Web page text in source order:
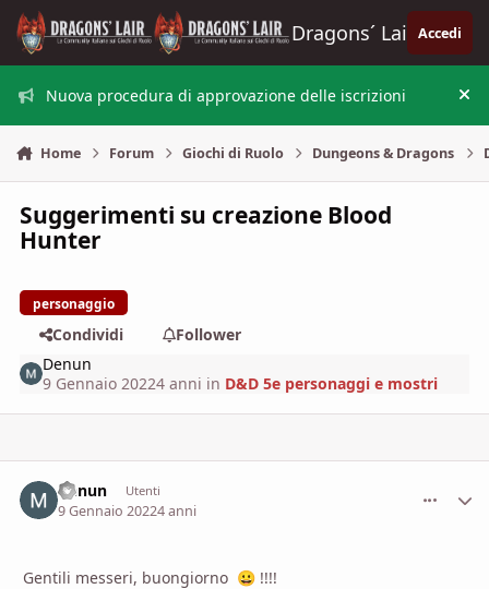
Vai al contenuto
Dragons´ Lair Accedi
Nuova procedura di approvazione delle iscrizioni
Home Forum Giochi di Ruolo Dungeons & Dragons
Suggerimenti su creazione Blood
Hunter
personaggio
Condividi
Follower
Denun
9 Gennaio 20224 anni in D&D 5e personaggi e mostri
Denun Utenti
9 Gennaio 20224 anni
Gentili messeri, buongiorno 😀 !!!!